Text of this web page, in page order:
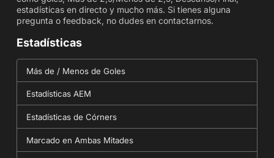
estadísticas en directo y mucho más. Si tienes alguna
pregunta o feedback, no dudes en contactarnos.
Estadísticas
Más de / Menos de Goles
Estadísticas AEM
Estadísticas de Córners
Marcado en Ambas Mitades